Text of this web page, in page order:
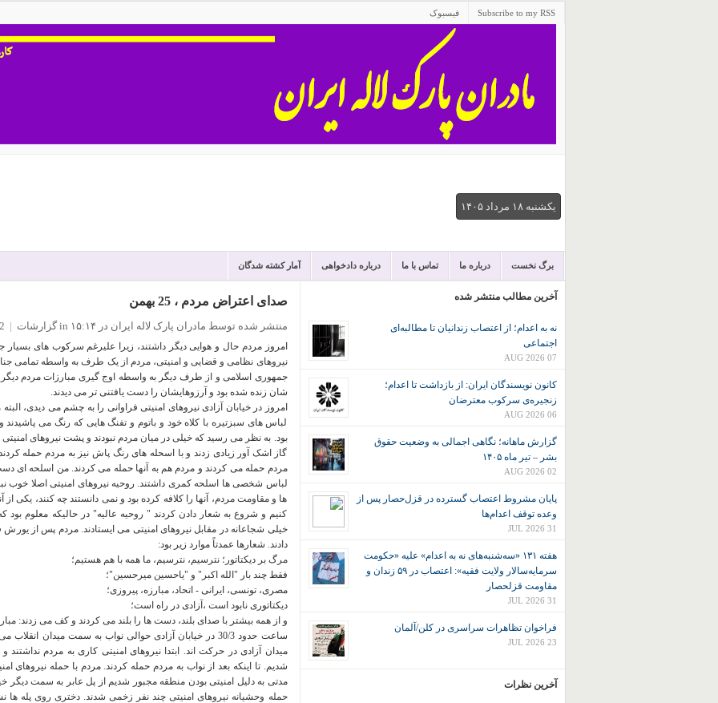
Subscribe to my RSS فیسبوک
يكشنبه ۱۸ مرداد ۱۴۰۵
برگ نخست درباره ما تماس با ما درباره دادخواهی آمار کشته شدگان
صدای اعتراض مردم ، 25 بهمن
منتشر شده توسط مادران پارک لاله ایران در ۱۵:۱۴ in گزارشات | 2 نظر
نیروهای نظامی و قضایی و امنیتی، مردم از یک طرف به واسطه تمامی
جمهوری اسلامی و از طرف دیگر به واسطه اوج گیری مبارزات مردم
شان زنده شده بود و آرزوهایشان را دست یافتنی تر می دیدند.
امروز در خیابان آزادی نیروهای امنیتی فراوانی را به چشم می دیدی،
لباس های سبزتیره با کلاه خود و باتوم و تفنگ هایی که رنگ می
بود. به نظر می رسید که خیلی در میان مردم نبودند و پشت نیروهای
گاز اشک آور زیادی زدند و با اسحله های رنگ پاش نیز به مردم حمله کردند
مردم حمله می کردند و مردم هم به آنها حمله می کردند. من اسلحه ای دست
لباس شخصی ها اسلحه کمری داشتند. روحیه نیروهای امنیتی اصلا خوب
ها و مقاومت مردم، آنها را کلافه کرده بود و نمی دانستند چه کنند، یکی
کنیم و شروع به شعار دادن کردند " روحیه عالیه" در حالیکه معلوم بود
خیلی شجاعانه در مقابل نیروهای امنیتی می ایستادند. مردم پس از
دادند. شعارها عمدتاً موارد زیر بود:
مرگ بر دیکتاتور؛ نترسیم، نترسیم، ما همه با هم هستیم؛
فقط چند بار "الله اکبر" و "یاحسین میرحسین"؛
مصری، تونسی، ایرانی - اتحاد، مبارزه، پیروزی؛
دیکتاتوری نابود است ،آزادی در راه است؛
و از همه بیشتر با صدای بلند، دست ها را بلند می کردند و کف می زدند:
ساعت حدود 30/3 در خیابان آزادی حوالی نواب به سمت
میدان آزادی در حرکت اند. ابتدا نیروهای امنیتی کاری به مردم نداشتند
شدیم. تا اینکه بعد از نواب به مردم حمله کردند. مردم با حمله نیروهای
مدتی به دلیل امنیتی بودن منطقه مجبور شدیم از پل عابر به سمت دیگر
حمله وحشیانه نیروهای امنیتی چند نفر زخمی شدند. دختری روی پله ها
آخرین مطالب منتشر شده
نه به اعدام؛ از اعتصاب زندانیان تا مطالبه‌ای
اجتماعی
07 AUG 2026
کانون نويسندگان ايران: از بازداشت تا اعدام؛
زنجیره‌ی سرکوب معترضان
06 AUG 2026
گزارش ماهانه؛ نگاهی اجمالی به وضعیت حقوق
بشر – تیر ماه ۱۴۰۵
02 AUG 2026
پایان مشروط اعتصاب گسترده در قزل‌حصار پس از
وعده توقف اعدام‌ها
31 JUL 2026
هفته ۱۳۱ «سه‌شنبه‌های نه به اعدام» علیه «حکومت
سرمایه‌سالار ولایت فقیه»: اعتصاب در ۵۹ زندان و
مقاومت قزلحصار
31 JUL 2026
فراخوان تظاهرات سراسری در کلن/آلمان
23 JUL 2026
آخرین نظرات